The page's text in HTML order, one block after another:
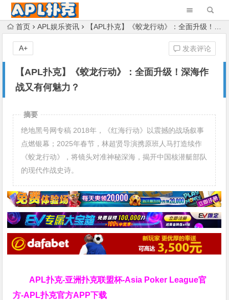
首页 APL娱乐资讯 【APL扑克】《蛟龙行动》：全面升级！深海作战又有何魅力？
【APL扑克】《蛟龙行动》：全面升级！深海作
战又有何魅力？
发表评论
A+
摘要
绝地黑号网专稿 2018年，《红海行动》以震撼的战场叙事
点燃银幕；2025年春节，林超贤导演携原班人马打造续作
《蛟龙行动》，将镜头对准神秘深海，揭开中国核潜艇部队
的现代作战史诗。
APL扑克-亚洲扑克联盟杯-Asia Poker League官
方-APL扑克官方APP下载